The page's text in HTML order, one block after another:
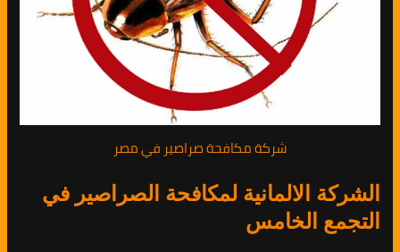
شركة مكافحة صراصير في مصر
الشركة الالمانية لمكافحة الصراصير في
التجمع الخامس